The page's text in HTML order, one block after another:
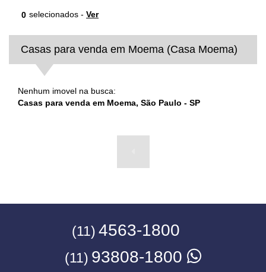
0 selecionados - Ver
Casas para venda em Moema (Casa Moema)
Nenhum imovel na busca:
Casas para venda em Moema, São Paulo - SP
(11) 4563-1800
(11) 93808-1800